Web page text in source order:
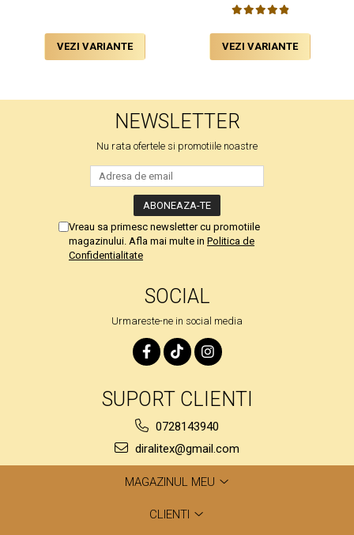
VEZI VARIANTE VEZI VARIANTE
NEWSLETTER
Nu rata ofertele si promotiile noastre
Vreau sa primesc newsletter cu promotiile
magazinului. Afla mai multe in Politica de
Confidentialitate
SOCIAL
Urmareste-ne in social media
SUPORT CLIENTI
0728143940
diralitex@gmail.com
MAGAZINUL MEU
CLIENTI